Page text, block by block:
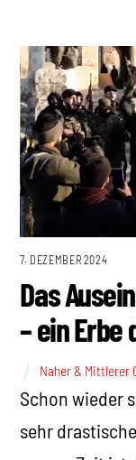
7. DEZEMBER 2024
Das
– ein
Naher & Mittlerer
Schon wieder
sehr